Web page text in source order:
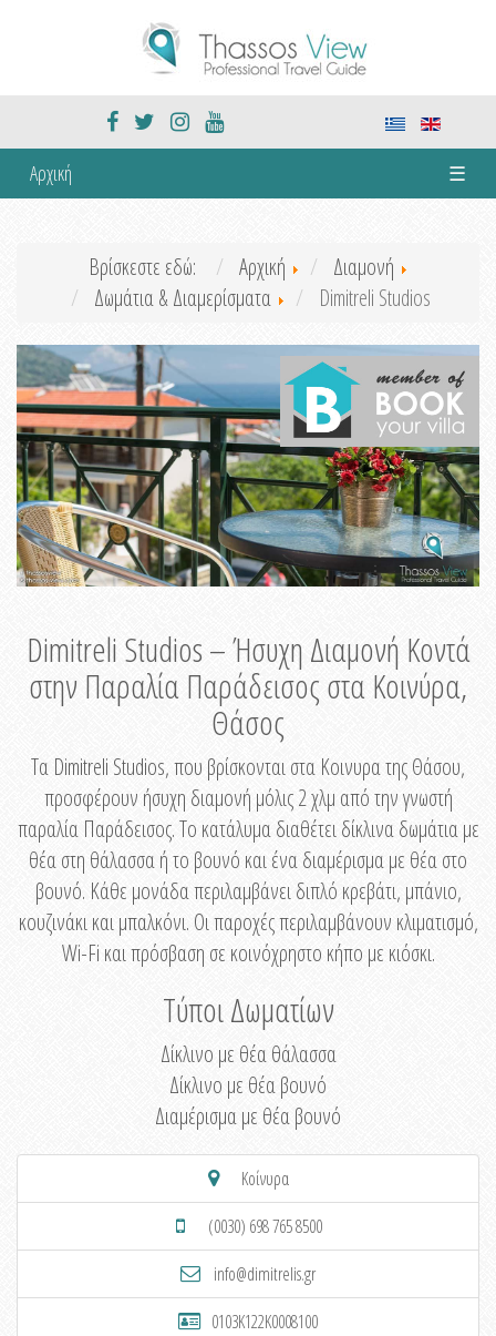
Αρχική ☰
Βρίσκεστε εδώ: Αρχική
Διαμονή
Δωμάτια & Διαμερίσματα
Dimitreli Studios
Dimitreli Studios – Ήσυχη Διαμονή Κοντά
στην Παραλία Παράδεισος στα Κοινύρα,
Θάσος
Τα Dimitreli Studios, που βρίσκονται στα Κοινυρα της Θάσου,
προσφέρουν ήσυχη διαμονή μόλις 2 χλμ από την γνωστή
παραλία Παράδεισος. Το κατάλυμα διαθέτει δίκλινα δωμάτια με
θέα στη θάλασσα ή το βουνό και ένα διαμέρισμα με θέα στο
βουνό. Κάθε μονάδα περιλαμβάνει διπλό κρεβάτι, μπάνιο,
κουζινάκι και μπαλκόνι. Οι παροχές περιλαμβάνουν κλιματισμό,
Wi-Fi και πρόσβαση σε κοινόχρηστο κήπο με κιόσκι.
Τύποι Δωματίων
Δίκλινο με θέα θάλασσα
Δίκλινο με θέα βουνό
Διαμέρισμα με θέα βουνό
Κοίνυρα
(0030) 698 765 8500
info@dimitrelis.gr
0103K122K0008100